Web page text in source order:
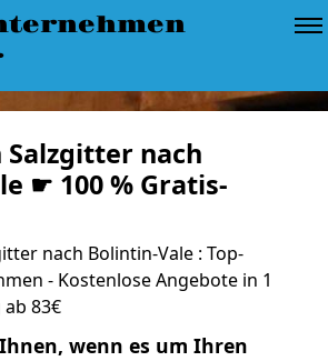
Salzgitter nach
☛ 100 % Gratis-
nach Bolintin-Vale : Top-
- Kostenlose Angebote in 1
83€
wenn es um Ihren